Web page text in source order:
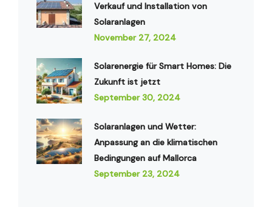
Verkauf und Installation von
Solaranlagen
November 27, 2024
Solarenergie für Smart Homes: Die
Zukunft ist jetzt
September 30, 2024
Solaranlagen und Wetter:
Anpassung an die klimatischen
Bedingungen auf Mallorca
September 23, 2024